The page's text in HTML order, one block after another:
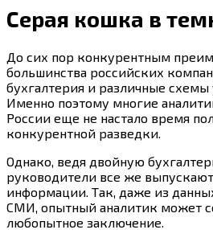
Серая кошка в
До сих пор конкурентным
большинства российских
бухгалтерия и различные схемы
Именно поэтому многие
России еще не настало время
конкурентной разведки.
Однако, ведя двойную
руководители все же выпускают
информации. Так, даже из
СМИ, опытный аналитик может
любопытное заключение.